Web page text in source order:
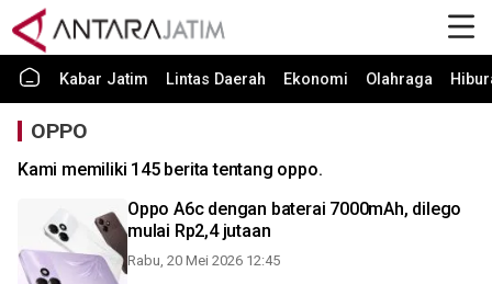
Kabar Jatim Lintas Daerah Ekonomi Olahraga
OPPO
Kami memiliki 145 berita tentang oppo.
Oppo A6c dengan baterai 7000mAh, dilego
mulai Rp2,4 jutaan
Rabu, 20 Mei 2026 12:45